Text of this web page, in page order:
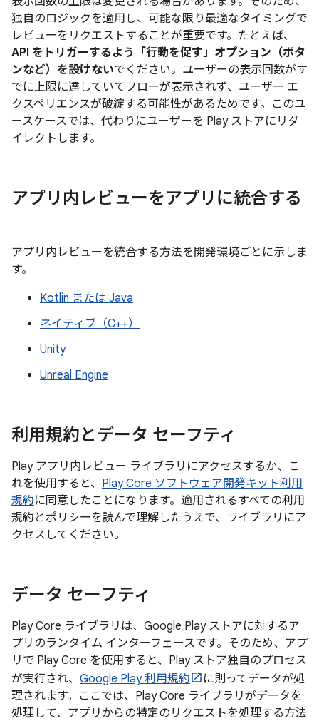
独自のロジックを適用し、可能な限り最適なタイミングで
レビューをリクエストすることが重要です。たとえば、
API をトリガーするよう「行動を促す」オプション（ボタ
ンなど）を設けないでください。ユーザーの表示回数がす
でに上限に達していてフローが表示されず、ユーザー エ
クスペリエンスが破綻する可能性があるためです。このユ
ースケースでは、代わりにユーザーを Play ストアにリダ
イレクトします。
アプリ内レビューをアプリに統合する
アプリ内レビューを統合する方法を開発環境ごとに示しま
す。
Kotlin または Java
ネイティブ（C++）
Unity
Unreal Engine
利用規約とデータ セーフティ
Play アプリ内レビュー ライブラリにアクセスするか、こ
れを使用すると、 Play Core ソフトウェア開発キット利用
規約に同意したことになります。適用されるすべての利用
規約とポリシーを読んで理解したうえで、ライブラリにア
クセスしてください。
データ セーフティ
Play Core ライブラリは、Google Play ストアに対するア
プリのランタイム インターフェースです。そのため、アプ
リで Play Core を使用すると、Play ストア独自のプロセス
が実行され、 Google Play 利用規約
に則ってデータが処
理されます。ここでは、Play Core ライブラリがデータを
処理して、アプリからの特定のリクエストを処理する方法